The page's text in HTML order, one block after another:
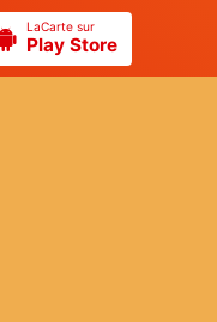
LaCarte sur
Play Store